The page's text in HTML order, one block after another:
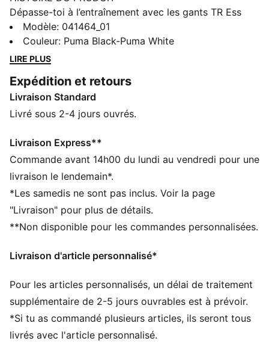
Dépasse-toi à l’entraînement avec les gants TR Ess
Grip de PUMA. Ces gants polyvalents pour les
hommes et les femmes offrent un équilibre parfait
entre protection et performances. Prise antidérapante
forme et une technique appropriées pendant tes
séances d'entraînement les plus intenses. Adieu les
paumes moites et à la fatigue inconfortable des
gardes toute ta concentration et le contrôle, pour
pulvériser tes records personnels. Prépare-toi à
relever de nouveaux défis à l’entraînement avec ces
CARACTÉRISTIQUES + AVANTAGES
Confectionné avec un minimum de 20 % de matériaux
recyclés
Fermeture à scratch
Adhérence optimale pour des sensations incroyables
Modèle: 041464_01
Couleur: Puma Black-Puma White
LIRE PLUS
Expédition et retours
Livraison Standard
Livré sous 2-4 jours ouvrés.
Livraison Express**
Commande avant 14h00 du lundi au vendredi pour une
livraison le lendemain*.
*Les samedis ne sont pas inclus. Voir la page
"Livraison" pour plus de détails.
**Non disponible pour les commandes personnalisées.
Livraison d'article personnalisé*
Pour les articles personnalisés, un délai de traitement
supplémentaire de 2-5 jours ouvrables est à prévoir.
*Si tu as commandé plusieurs articles, ils seront tous
livrés avec l'article personnalisé.